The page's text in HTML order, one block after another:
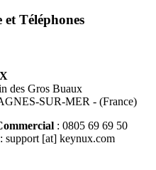
et Téléphones
des Gros Buaux
SUR-MER - (France)
: 0805 69 69 50
: support [at] keynux.com